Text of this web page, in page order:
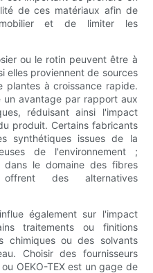
de ces matériaux afin de
et de limiter les
ou le rotin peuvent être à
elles proviennent de sources
plantes à croissance rapide.
avantage par rapport aux
réduisant ainsi l'impact
produit. Certains fabricants
synthétiques issues de la
de l'environnement ;
dans le domaine des fibres
offrent des alternatives
également sur l'impact
traitements ou finitions
chimiques ou des solvants
Choisir des fournisseurs
OEKO-TEX est un gage de